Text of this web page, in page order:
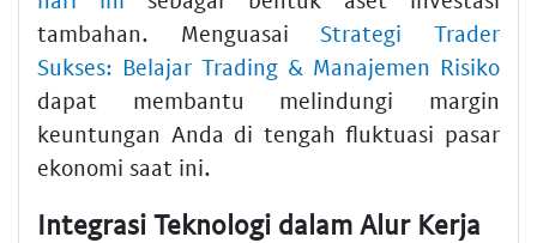
tambahan. MenguasaiStrategi Trader
Sukses: Belajar Trading & Manajemen Risiko
dapat membantu melindungi margin
keuntungan Anda di tengah fluktuasi pasar
ekonomi saat ini.
Integrasi Teknologi dalam Alur Kerja